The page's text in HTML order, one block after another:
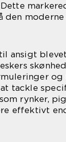
den
ansigt
tackle
rynker,
effektivt